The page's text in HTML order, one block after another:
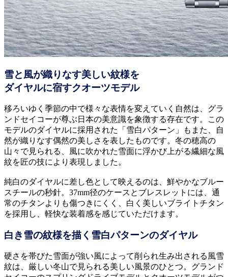
雪と風が織りなす美しい紋様を
ダイヤルに宿すクオーツモデル
移ろいゆく季節の中で様々な表情を変えていく自然は、グラ
ンドセイコーが尊ぶ日本の美意識を象徴する存在です。この
モデルのダイヤルに採用された「雪白パターン」もまた、自
然が織りなす偶然の美しさを表したものです。冬の穂高の
山々で見られる、風に吹かれた雪面に浮かび上がる繊細な風
紋を匠の技により表現しました。
純白のダイヤルに差し色として映えるのは、鮮やかなブルー
スチールの秒針。37mm径のケースとブレスレットには、通
常のチタンよりも傷つきにくく、白く美しいブライトチタン
を採用し、軽快な装着感を感じていただけます。
白き雪の紋様を描く雪白パターンのダイヤル
硬さを帯びた雪面が強い風によって削られ生み出される風雪
紋は、厳しい冬山で見られる美しい風景のひとつ。グランド